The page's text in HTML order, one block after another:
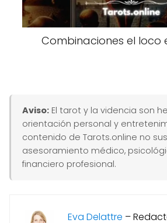
Combinaciones el loco
Aviso: El tarot y la videncia son
orientación personal y
contenido de Tarots.online no
asesoramiento médico,
financiero profesional.
Eva Delattre –